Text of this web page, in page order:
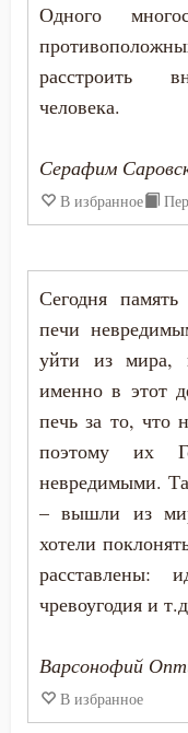
Вознесение
Воля
Воровство
Воскресение
Воспитание
Время
Гадание
Глаза
Одного
расстроить
человека.
Серафим
В избранное
Сегодня
печи
уйти из мира,
именно в этот
печь за то, что
поэтому их
невредимыми.
– вышли из
хотели
расставлены:
чревоугодия и
Варсонофий
В избранное